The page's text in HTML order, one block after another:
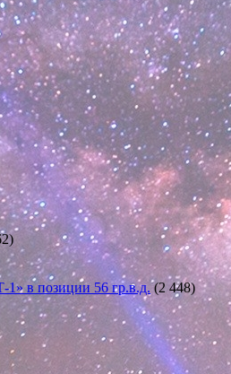
в позиции 56 гр.в.д. (2 448)